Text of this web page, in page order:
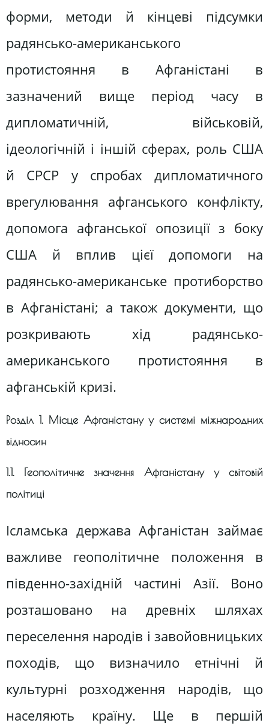
форми, методи й кінцеві підсумки
радянсько-американського
протистояння в Афганістані в
зазначений вище період часу в
дипломатичній, військовій,
ідеологічній і іншій сферах, роль США
й СРСР у спробах дипломатичного
врегулювання афганського конфлікту,
допомога афганської опозиції з боку
США й вплив цієї допомоги на
радянсько-американське протиборство
в Афганістані; а також документи, що
розкривають хід радянсько-
американського протистояння в
афганській кризі.
Розділ 1. Місце Афганістану у системі міжнародних
відносин
1.1. Геополітичне значення Афганістану у світовій
політиці
Ісламська держава Афганістан займає
важливе геополітичне положення в
південно-західній частині Азії. Воно
розташовано на древніх шляхах
переселення народів і завойовницьких
походів, що визначило етнічні й
культурні розходження народів, що
населяють країну. Ще в першій